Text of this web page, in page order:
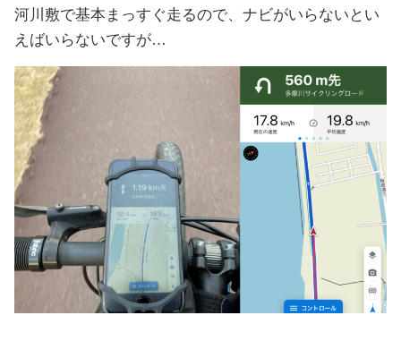
河川敷で基本まっすぐ走るので、ナビがいらないとい
えばいらないですが…